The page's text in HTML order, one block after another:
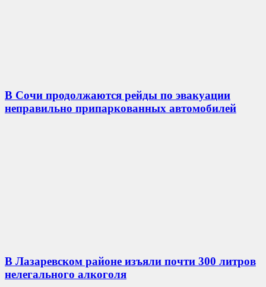
В Сочи продолжаются рейды по эвакуации
неправильно припаркованных автомобилей
В Лазаревском районе изъяли почти 300 литров
нелегального алкоголя